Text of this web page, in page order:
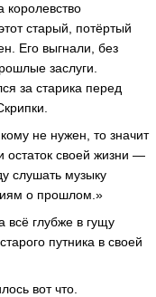
королевство
старый, потёртый
Его выгнали, без
заслуги.
за старика перед
не нужен, то значит
остаток своей жизни —
слушать музыку
о прошлом.»
всё глубже в гущу
путника в своей
вот что.